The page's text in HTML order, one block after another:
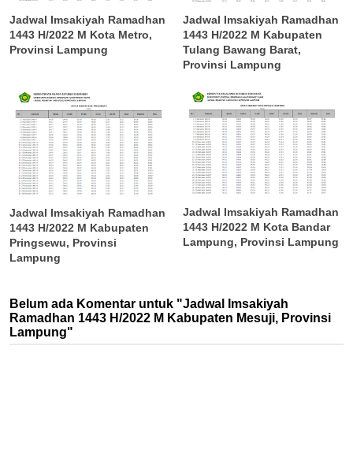
Jadwal Imsakiyah Ramadhan
1443 H/2022 M Kota Metro,
Provinsi Lampung
Jadwal Imsakiyah Ramadhan
1443 H/2022 M Kabupaten
Tulang Bawang Barat,
Provinsi Lampung
Jadwal Imsakiyah Ramadhan
1443 H/2022 M Kabupaten
Pringsewu, Provinsi
Lampung
Jadwal Imsakiyah Ramadhan
1443 H/2022 M Kota Bandar
Lampung, Provinsi Lampung
Belum ada Komentar untuk "Jadwal Imsakiyah
Ramadhan 1443 H/2022 M Kabupaten Mesuji, Provinsi
Lampung"